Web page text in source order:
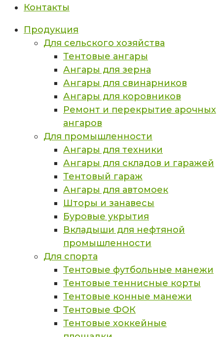
Контакты
Продукция
Для сельского хозяйства
Тентовые ангары
Ангары для зерна
Ангары для свинарников
Ангары для коровников
Ремонт и перекрытие арочных
ангаров
Для промышленности
Ангары для техники
Ангары для складов и гаражей
Тентовый гараж
Ангары для автомоек
Шторы и занавесы
Буровые укрытия
Вкладыши для нефтяной
промышленности
Для спорта
Тентовые футбольные манежи
Тентовые теннисные корты
Тентовые конные манежи
Тентовые ФОК
Тентовые хоккейные